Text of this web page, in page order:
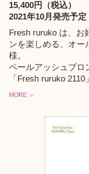
15,400円（税込）
2021年10月発売予定
Fresh ruruko は、お
ンを楽しめる、オー
様。
ペールアッシュブロ
「Fresh ruruko 2110
MORE ＞